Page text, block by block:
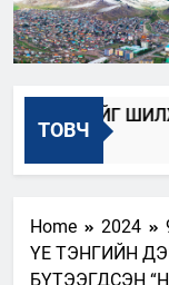
ТОВЧ
Home 2024
ҮЕ ТЭНГИЙН
БҮТЭЭГДСЭН